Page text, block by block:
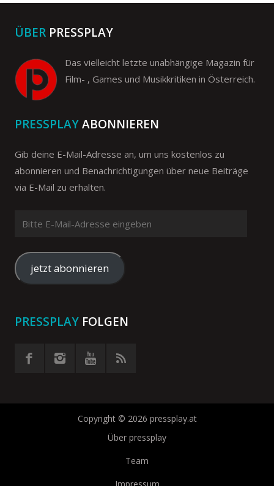
ÜBER PRESSPLAY
Das vielleicht letzte unabhängige Magazin für
Film- , Games und Musikkritiken in Österreich.
PRESSPLAYABONNIEREN
Gib deine E-Mail-Adresse an, um uns kostenlos zu
abonnieren und Benachrichtigungen über neue Beiträge
via E-Mail zu erhalten.
Mail-
Adresse
eingeben
jetzt abonnieren
PRESSPLAY FOLGEN
Copyright © 2026 pressplay.at
Über pressplay
Team
Impressum